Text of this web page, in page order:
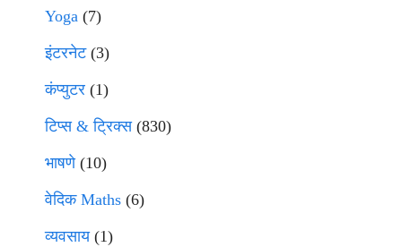
Yoga (7)
इंटरनेट(3)
कंप्युटर (1)
टिप्स & ट्रिक्स(830)
भाषणे(10)
वेदिक Maths (6)
व्यवसाय(1)